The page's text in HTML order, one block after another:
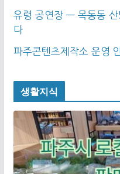
유령 공연장 — 목동동
다
파주콘텐츠제작소 운영
생활지식